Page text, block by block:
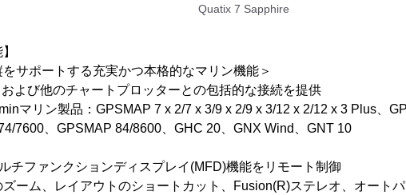
Quatix 7 Sapphire
をサポートする充実かつ本格的なマリン機能＞
よび他のチャートプロッターとの包括的な接続を提供
マリン製品：GPSMAP 7 x 2/7 x 3/9 x 2/9 x 3/12 x 2/12 x 3 Plus、
7600、GPSMAP 84/8600、GHC 20、GNX Wind、GNT 10
チファンクションディスプレイ(MFD)機能をリモート制御
ーム、レイアウトのショートカット、Fusion(R)ステレオ、オート